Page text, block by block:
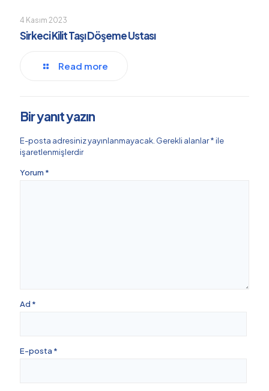
4 Kasım 2023
Sirkeci Kilit Taşı Döşeme Ustası
Read more
Bir yanıt yazın
E-posta adresiniz yayınlanmayacak. Gerekli alanlar*ile
işaretlenmişlerdir
Yorum *
Ad *
E-posta *